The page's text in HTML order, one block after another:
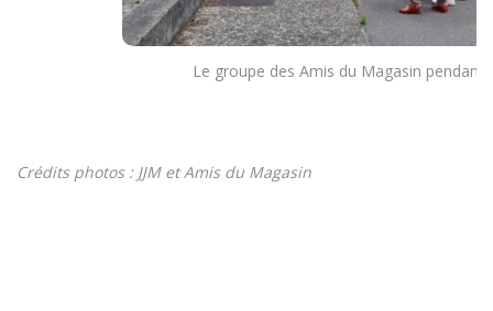
Le groupe des Amis du Magasin pendant
Crédits photos : JJM et Amis du Magasin